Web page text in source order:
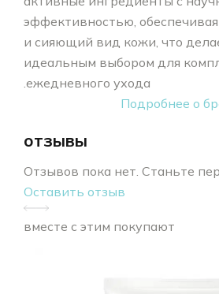
эффективностью,
и сияющий вид кожи, что
идеальным выбором для
ежедневного ухода.
Подробнее о
отзывы
Отзывов пока нет. Станьте
Оставить отзыв
вместе с этим покупают